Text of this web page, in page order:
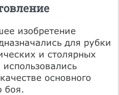
изобретение
для рубки
и столярных
основного
боя.